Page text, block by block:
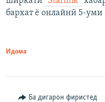
бархат ё онлайнӣ 5-уми
Идома
Ба дигарон фиристед